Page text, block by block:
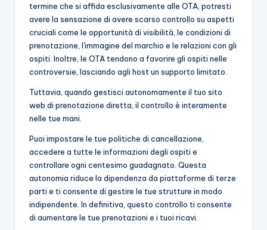
termine che si affida esclusivamente alle OTA, potresti
avere la sensazione di avere scarso controllo su aspetti
cruciali come le opportunità di visibilità, le condizioni di
prenotazione, l'immagine del marchio e le relazioni con gli
ospiti. Inoltre, le OTA tendono a favorire gli ospiti nelle
controversie, lasciando agli host un supporto limitato.
Tuttavia, quando gestisci autonomamente il tuo sito
web di prenotazione diretta, il controllo è interamente
nelle tue mani.
Puoi impostare le tue politiche di cancellazione,
accedere a tutte le informazioni degli ospiti e
controllare ogni centesimo guadagnato. Questa
autonomia riduce la dipendenza da piattaforme di terze
parti e ti consente di gestire le tue strutture in modo
indipendente. In definitiva, questo controllo ti consente
di aumentare le tue prenotazioni e i tuoi ricavi.